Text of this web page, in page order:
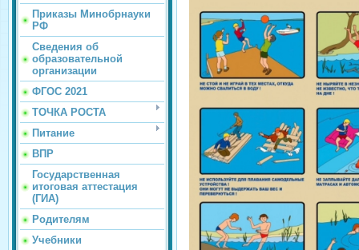
Приказы Минобрнауки
РФ
Сведения об
образовательной
организации
ФГОС 2021
ТОЧКА РОСТА
Питание
ВПР
Государственная
итоговая аттестация
(ГИА)
Родителям
Учебники